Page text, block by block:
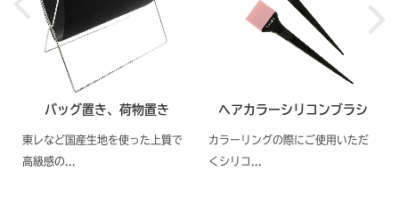
バッグ置き、荷物置き
東レなど国産生地を使った上質で
高級感の...
ヘアカラーシリコンブラシ
カラーリングの際にご使用いただ
くシリコ...